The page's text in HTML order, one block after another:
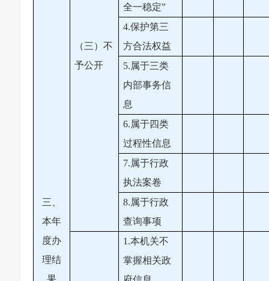
三、
本年
度办
理结
果
（三）不
予公开
全一稳定”
4.保护第三
方合法权益
5.属于三类
内部事务信
息
6.属于四类
过程性信息
7.属于行政
执法案卷
8.属于行政
查询事项
1.本机关不
掌握相关政